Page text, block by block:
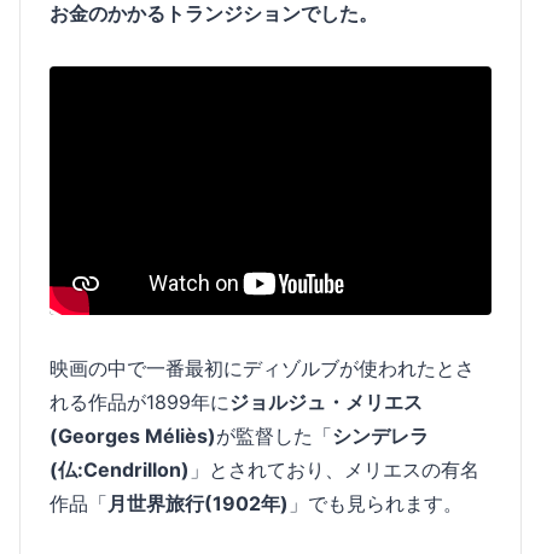
お金のかかるトランジションでした。
映画の中で一番最初にディゾルブが使われたとさ
れる作品が1899年にジョルジュ・メリエス
(Georges Méliès)が監督した「シンデレラ
(仏:Cendrillon) 」とされており、メリエスの有名
作品「月世界旅行(1902年) 」でも見られます。